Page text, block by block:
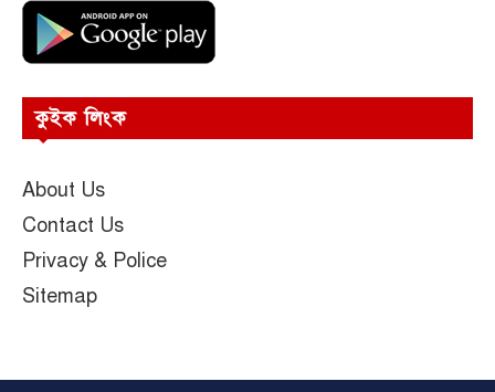
কুইক লিংক
About Us
Contact Us
Privacy & Police
Sitemap